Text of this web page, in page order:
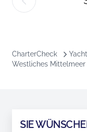
CharterCheck
Westliches Mittelmeer
SIE